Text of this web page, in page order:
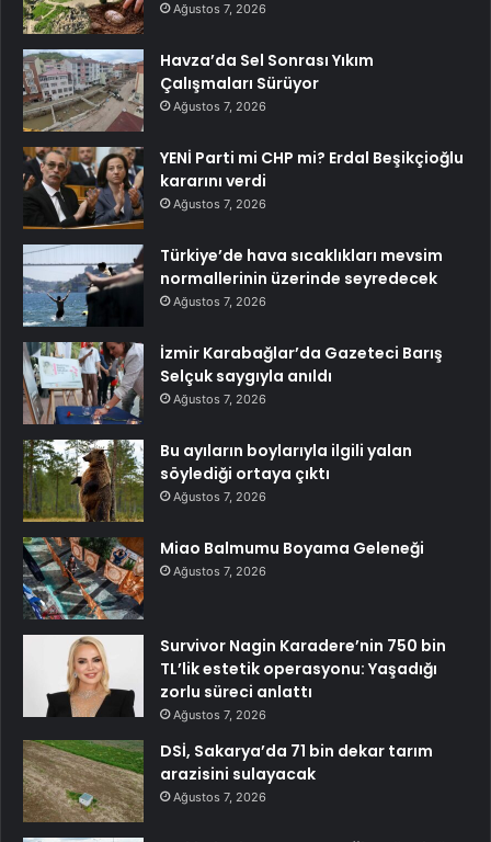
Ağustos 7, 2026
Havza’da Sel Sonrası Yıkım
Çalışmaları Sürüyor
Ağustos 7, 2026
YENİ Parti mi CHP mi? Erdal Beşikçioğlu
kararını verdi
Ağustos 7, 2026
Türkiye’de hava sıcaklıkları mevsim
normallerinin üzerinde seyredecek
Ağustos 7, 2026
İzmir Karabağlar’da Gazeteci Barış
Selçuk saygıyla anıldı
Ağustos 7, 2026
Bu ayıların boylarıyla ilgili yalan
söylediği ortaya çıktı
Ağustos 7, 2026
Miao Balmumu Boyama Geleneği
Ağustos 7, 2026
Survivor Nagin Karadere’nin 750 bin
TL’lik estetik operasyonu: Yaşadığı
zorlu süreci anlattı
Ağustos 7, 2026
DSİ, Sakarya’da 71 bin dekar tarım
arazisini sulayacak
Ağustos 7, 2026